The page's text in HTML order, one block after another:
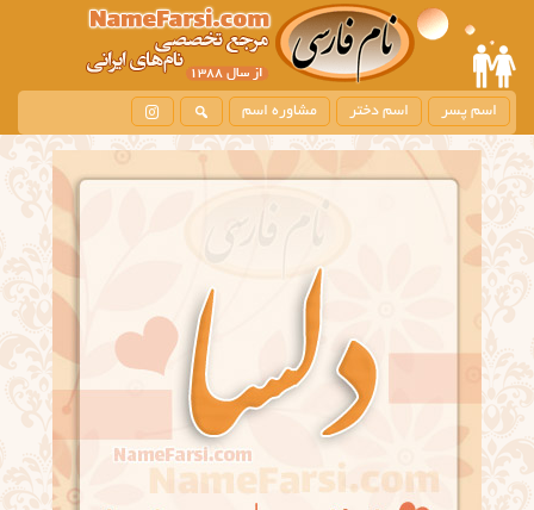
m
i
c
n
t
اسم پسر اسم دختر مشاوره اسم